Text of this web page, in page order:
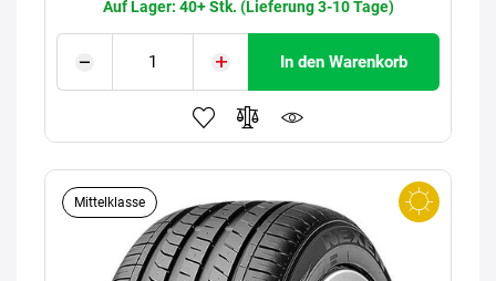
Auf Lager: 40+ Stk. (Lieferung 3-10 Tage)
In den Warenkorb
Mittelklasse